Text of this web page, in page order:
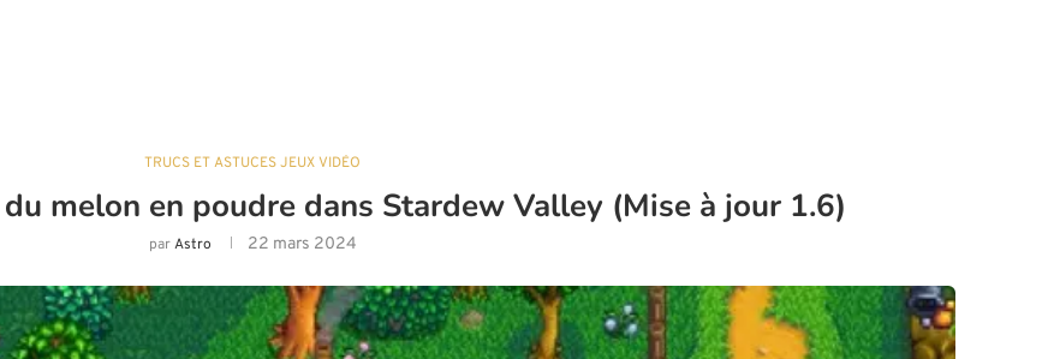
TRUCS ET ASTUCES JEUX VIDÉO
melon en poudre dans Stardew Valley (Mise à jour 1.6)
parAstro 22 mars 2024